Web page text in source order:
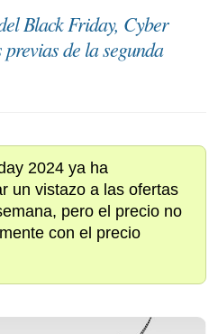
Black Friday, Cyber
de la segunda
2024 ya ha
un vistazo a las ofertas
pero el precio no
con el precio